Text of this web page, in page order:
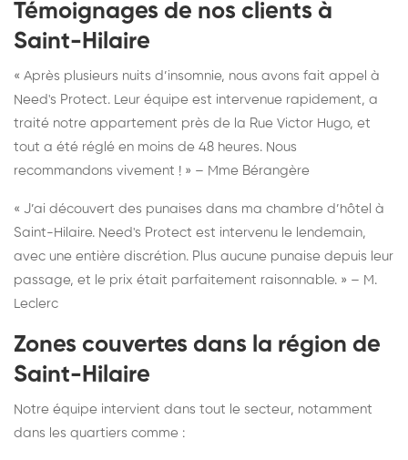
Témoignages de nos clients à
Saint-Hilaire
« Après plusieurs nuits d’insomnie, nous avons fait appel à
Need's Protect. Leur équipe est intervenue rapidement, a
traité notre appartement près de la Rue Victor Hugo, et
tout a été réglé en moins de 48 heures. Nous
recommandons vivement ! » – Mme Bérangère
« J’ai découvert des punaises dans ma chambre d’hôtel à
Saint-Hilaire. Need's Protect est intervenu le lendemain,
avec une entière discrétion. Plus aucune punaise depuis leur
passage, et le prix était parfaitement raisonnable. » – M.
Leclerc
Zones couvertes dans la région de
Saint-Hilaire
Notre équipe intervient dans tout le secteur, notamment
dans les quartiers comme :